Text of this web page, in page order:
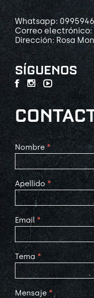
Whatsapp:
Correo
Dirección: Rosa
SÍGUENOS
Contact
Us
Nombre *
Apellido *
Email *
Tema *
Mensaje *